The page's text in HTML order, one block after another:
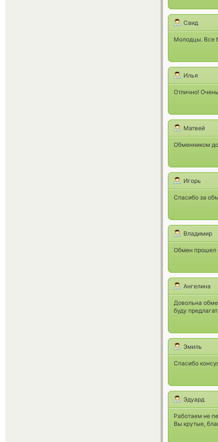
Саид
Молодцы. Все
Илья
Отлично!
Матвей
Обменником
Игорь
Спасибо за
Владимир
Обмен прошел
Ангелина
Довольна
буду
Эмиль
Спасибо
Эдуард
Работаем не
Вы крутые,